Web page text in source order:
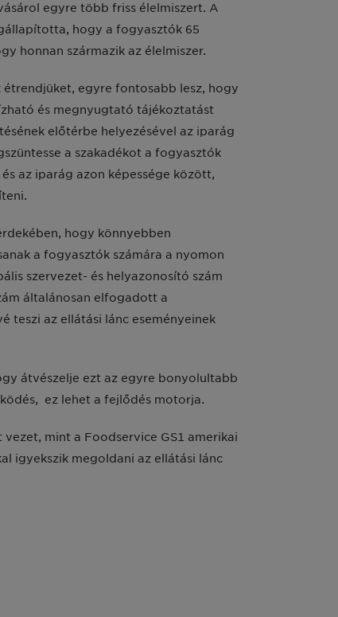
egyre több friss élelmiszert. A
hogy a fogyasztók 65
honnan származik az élelmiszer.
egyre fontosabb lesz, hogy
és megnyugtató tájékoztatást
előtérbe helyezésével az iparág
a szakadékot a fogyasztók
az iparág azon képessége között,
hogy könnyebben
a fogyasztók számára a nyomon
szervezet- és helyazonosító szám
általánosan elfogadott a
teszi az ellátási lánc eseményeinek
átvészelje ezt az egyre bonyolultabb
ez lehet a fejlődés motorja.
vezet, mint a Foodservice GS1 amerikai
igyekszik megoldani az ellátási lánc